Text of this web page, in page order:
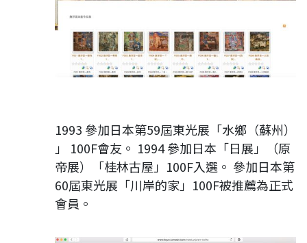
1993 參加日本第59屆東光展「水鄉（蘇州）
」 100F會友。 1994 參加日本「日展」（原
帝展）「桂林古屋」100F入選。 參加日本第
60屆東光展「川岸的家」100F被推薦為正式
會員。